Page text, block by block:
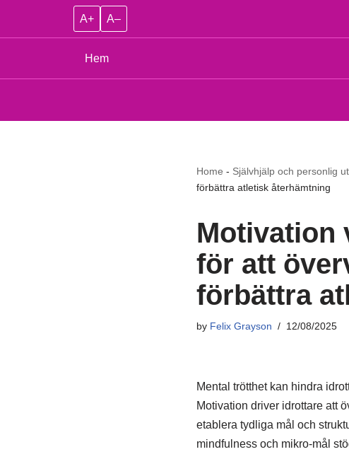
A+ A–
Hem
Home - Självhjälp och personlig
förbättra atletisk återhämtning
Motivation
för att
förbättra
by Felix Grayson 12/08/2025
Mental trötthet kan hindra
Motivation driver idrottare att
etablera tydliga mål och
mindfulness och mikro-mål